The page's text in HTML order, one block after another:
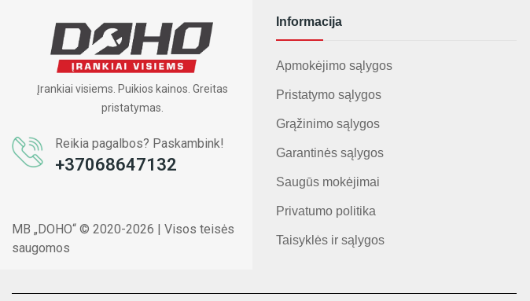
Įrankiai visiems. Puikios kainos. Greitas
pristatymas.
Reikia pagalbos? Paskambink!
+37068647132
MB „DOHO“ © 2020-2026 | Visos teisės
saugomos
Informacija
Apmokėjimo sąlygos
Pristatymo sąlygos
Grąžinimo sąlygos
Garantinės sąlygos
Saugūs mokėjimai
Privatumo politika
Taisyklės ir sąlygos